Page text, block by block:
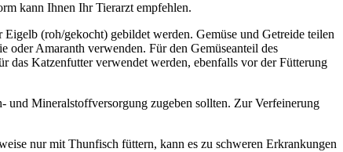
kann Ihnen Ihr Tierarzt empfehlen.
(roh/gekocht) gebildet werden. Gemüse und Getreide teilen
oder Amaranth verwenden. Für den Gemüseanteil des
Katzenfutter verwendet werden, ebenfalls vor der Fütterung
und Mineralstoffversorgung zugeben sollten. Zur Verfeinerung
nur mit Thunfisch füttern, kann es zu schweren Erkrankungen